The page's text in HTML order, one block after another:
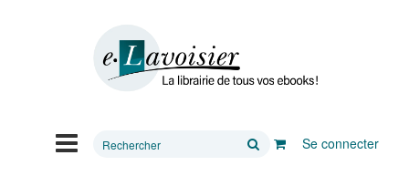
Rechercher
Se connecter